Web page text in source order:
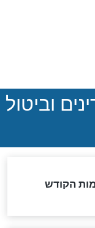
היד
התגלה